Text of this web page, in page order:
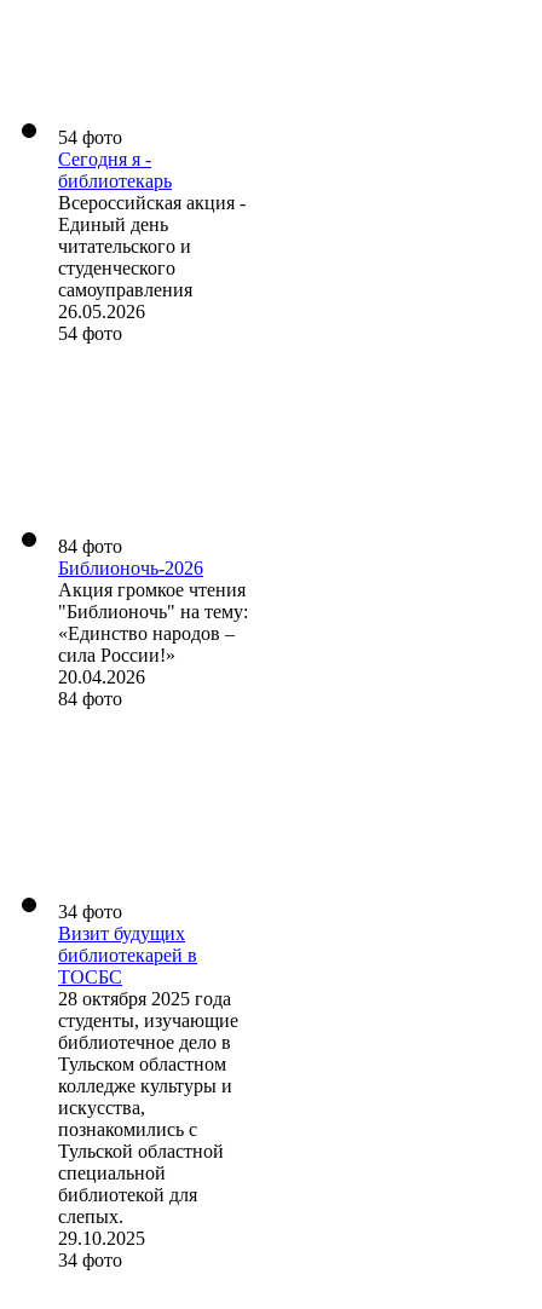
54 фото
Сегодня я -
библиотекарь
Всероссийская акция -
Единый день
читательского и
студенческого
самоуправления
26.05.2026
54 фото
84 фото
Библионочь-2026
Акция громкое чтения
"Библионочь" на тему:
«Единство народов –
сила России!»
20.04.2026
84 фото
34 фото
Визит будущих
библиотекарей в
ТОСБС
28 октября 2025 года
студенты, изучающие
библиотечное дело в
Тульском областном
колледже культуры и
искусства,
познакомились с
Тульской областной
специальной
библиотекой для
слепых.
29.10.2025
34 фото